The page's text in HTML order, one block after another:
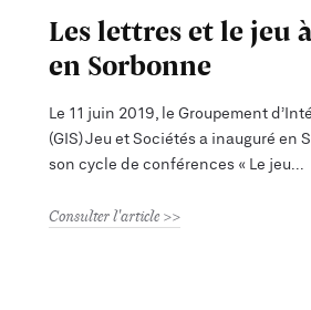
Les lettres et le jeu
en Sorbonne
Le 11 juin 2019, le Groupement
(GIS) Jeu et Sociétés a inauguré en
son cycle de conférences « Le jeu
Consulter l'article